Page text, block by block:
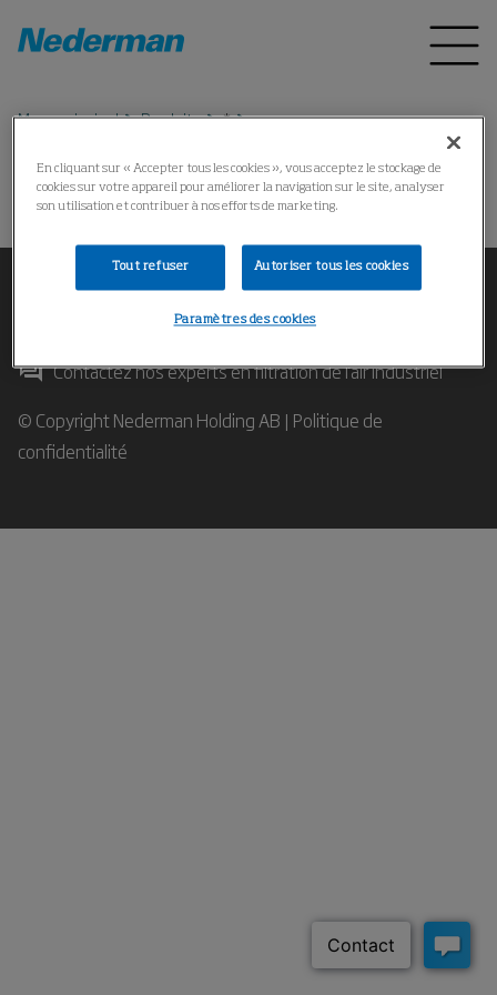
Menu principal Produits *
Impossible de trouver le produit
Contactez nos experts en filtration de l'air industriel
© Copyright Nederman Holding AB | Politique de
confidentialité
En cliquant sur « Accepter tous les cookies », vous acceptez le stockage de
cookies sur votre appareil pour améliorer la navigation sur le site, analyser
son utilisation et contribuer à nos efforts de marketing.
Tout refuser Autoriser tous les cookies
Paramètres des cookies